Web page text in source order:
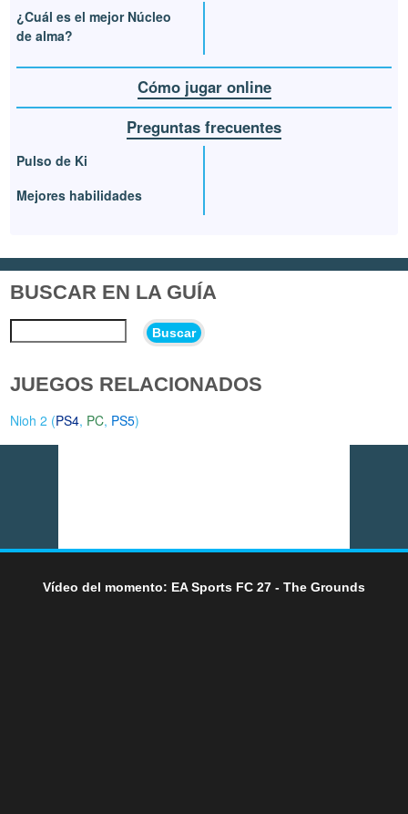
¿Cuál es el mejor Núcleo
de alma?
Cómo jugar online
Preguntas frecuentes
Pulso de Ki
Mejores habilidades
BUSCAR EN LA GUÍA
Buscar
JUEGOS RELACIONADOS
Nioh 2 (PS4, PC, PS5)
Vídeo del momento: EA Sports FC 27 - The Grounds